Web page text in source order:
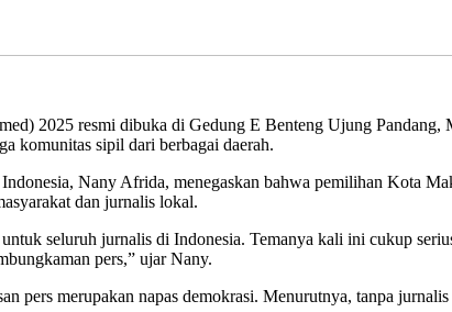
2025 resmi dibuka di Gedung E Benteng Ujung
komunitas sipil dari berbagai daerah.
Nany Afrida, menegaskan bahwa pemilihan Kota
dan jurnalis lokal.
seluruh jurnalis di Indonesia. Temanya kali ini cukup
pers,” ujar Nany.
pers merupakan napas demokrasi. Menurutnya, tanpa